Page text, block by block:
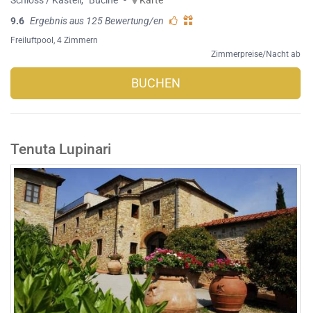
9.6 Ergebnis aus 125 Bewertung/en
Freiluftpool , 4 Zimmern
Zimmerpreise/Nacht ab
BUCHEN
Tenuta Lupinari